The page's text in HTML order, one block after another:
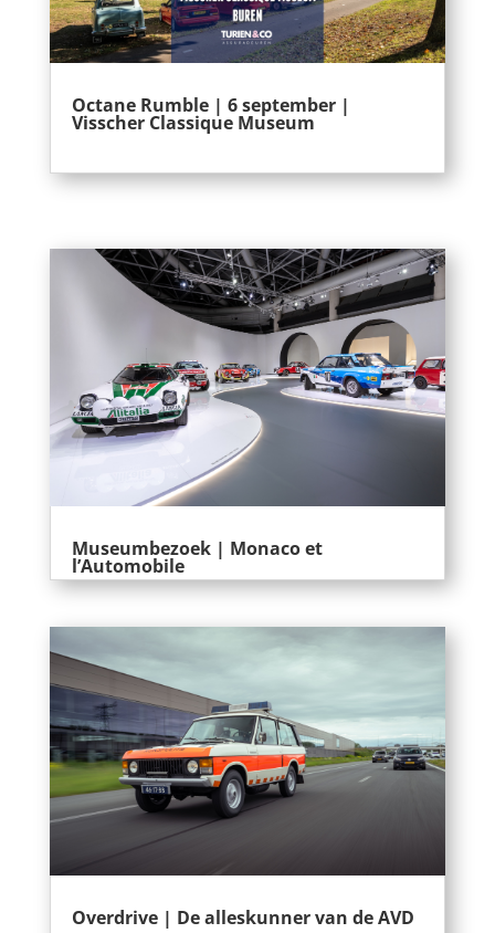
Octane Rumble | 6 september |
Visscher Classique Museum
Museumbezoek | Monaco et
l’Automobile
Overdrive | De alleskunner van de AVD